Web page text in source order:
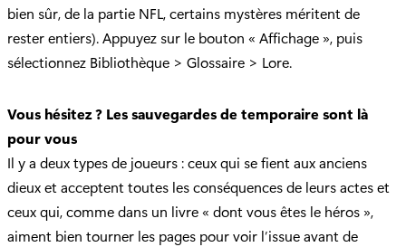
bien sûr, de la partie NFL, certains mystères méritent de
rester entiers). Appuyez sur le bouton « Affichage », puis
sélectionnez Bibliothèque > Glossaire > Lore.
Vous hésitez ? Les sauvegardes de temporaire sont là
pour vous
Il y a deux types de joueurs : ceux qui se fient aux anciens
dieux et acceptent toutes les conséquences de leurs actes et
ceux qui, comme dans un livre « dont vous êtes le héros »,
aiment bien tourner les pages pour voir l’issue avant de